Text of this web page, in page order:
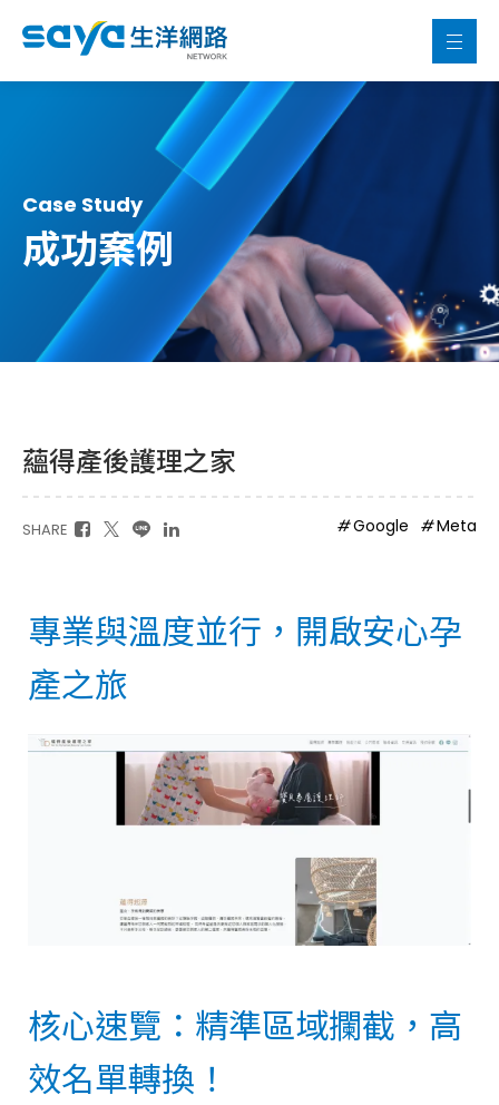
Case Study
成功案例
蘊得產後護理之家
SHARE Google Meta
專業與溫度並行，開啟安心孕
產之旅
核心速覽：精準區域攔截，高
效名單轉換！